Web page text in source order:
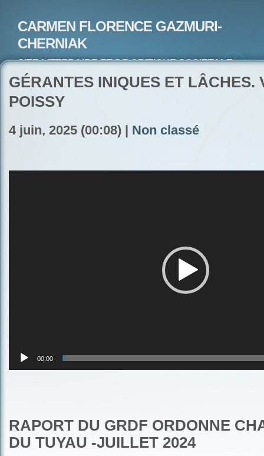
CARMEN FLORENCE GAZMURI-
CHERNIAK
SITE LITTERAIRE ET DE CRITIQUE SOCIETALE-
ARTISTE PEINTRE ET POETE-ECRIVAIN
GÉRANTES INIQUES ET LÂCHES.
POISSY
4 juin, 2025 (00:08) | Non classé
00:00
RAPORT DU GRDF ORDONNE
DU TUYAU -JUILLET 2024